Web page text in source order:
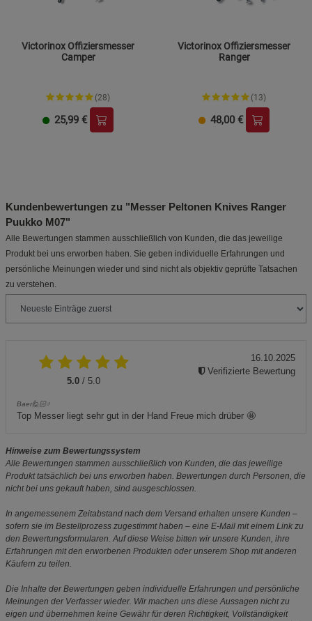
Victorinox Offiziersmesser
Camper
(28)
25,99 €
Victorinox Offiziersmesser
Ranger
(13)
48,00 €
Kundenbewertungen zu "Messer Peltonen Knives Ranger
Puukko M07"
Alle Bewertungen stammen ausschließlich von Kunden, die das jeweilige
Produkt bei uns erworben haben. Sie geben individuelle Erfahrungen und
persönliche Meinungen wieder und sind nicht als objektiv geprüfte Tatsachen
zu verstehen.
5.0 / 5.0
Baer🙋🏻♂️
Top Messer liegt sehr gut in der Hand Freue mich drüber 🤩
16.10.2025
Verifizierte Bewertung
Hinweise zum Bewertungssystem
Alle Bewertungen stammen ausschließlich von Kunden, die das jeweilige
Produkt tatsächlich bei uns erworben haben. Bewertungen durch Personen, die
nicht bei uns gekauft haben, sind ausgeschlossen.
In angemessenem Zeitabstand nach dem Versand erhalten unsere Kunden –
sofern sie im Bestellprozess zugestimmt haben – eine E-Mail mit einem Link zu
den Bewertungsformularen. Auf diese Weise bitten wir unsere Kunden, ihre
Erfahrungen mit den erworbenen Produkten oder unserem Shop mit anderen
Käufern zu teilen.
Die Inhalte der Bewertungen geben individuelle Erfahrungen und persönliche
Meinungen der Verfasser wieder. Wir machen uns diese Aussagen nicht zu
eigen und übernehmen keine Gewähr für deren Richtigkeit, Vollständigkeit